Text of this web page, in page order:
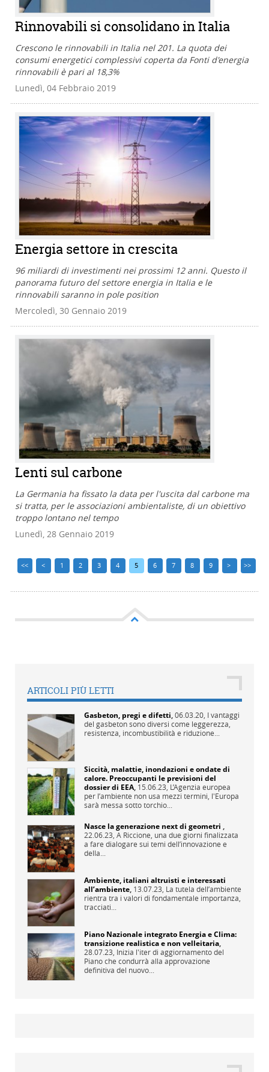
Rinnovabili si consolidano in Italia
Crescono le rinnovabili in Italia nel 201. La quota dei
consumi energetici complessivi coperta da Fonti d'energia
rinnovabili è pari al 18,3%
Lunedì, 04 Febbraio 2019
Energia settore in crescita
96 miliardi di investimenti nei prossimi 12 anni. Questo il
panorama futuro del settore energia in Italia e le
rinnovabili saranno in pole position
Mercoledì, 30 Gennaio 2019
Lenti sul carbone
La Germania ha fissato la data per l'uscita dal carbone ma
si tratta, per le associazioni ambientaliste, di un obiettivo
troppo lontano nel tempo
Lunedì, 28 Gennaio 2019
<< < 1 2 3 4 5 6 7 8 9 > >>
ARTICOLI PIÙ LETTI
Gasbeton, pregi e difetti,06.03.20, I vantaggi
del gasbeton sono diversi come leggerezza,
resistenza, incombustibilità e riduzione...
Siccità, malattie, inondazioni e ondate di
calore. Preoccupanti le previsioni del
dossier di EEA, 15.06.23, L’Agenzia europea
per l’ambiente non usa mezzi termini, l'Europa
sarà messa sotto torchio...
Nasce la generazione next di geometri ,
22.06.23, A Riccione, una due giorni finalizzata
a fare dialogare sui temi dell’innovazione e
della...
Ambiente, italiani altruisti e interessati
all’ambiente, 13.07.23, La tutela dell’ambiente
rientra tra i valori di fondamentale importanza,
tracciati...
Piano Nazionale integrato Energia e Clima:
transizione realistica e non velleitaria,
28.07.23, Inizia l'iter di aggiornamento del
Piano che condurrà alla approvazione
definitiva del nuovo...